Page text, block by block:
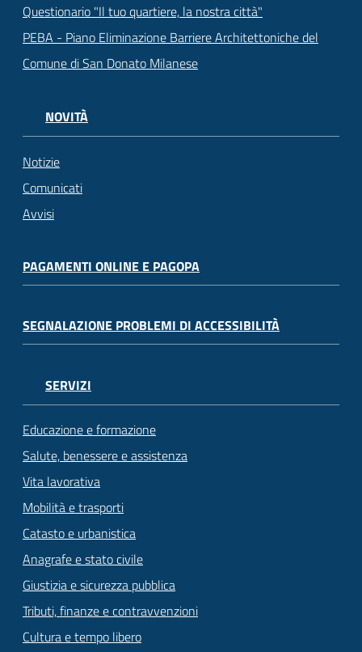
Questionario "Il tuo quartiere, la nostra città"
PEBA - Piano Eliminazione Barriere Architettoniche del
Comune di San Donato Milanese
NOVITÀ
Notizie
Comunicati
Avvisi
PAGAMENTI ONLINE E PAGOPA
SEGNALAZIONE PROBLEMI DI ACCESSIBILITÀ
SERVIZI
Educazione e formazione
Salute, benessere e assistenza
Vita lavorativa
Mobilità e trasporti
Catasto e urbanistica
Anagrafe e stato civile
Giustizia e sicurezza pubblica
Tributi, finanze e contravvenzioni
Cultura e tempo libero